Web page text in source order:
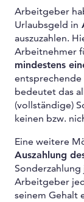
Arbeitgeber
Urlaubsgeld in
auszuzahlen.
Arbeitnehmer
mindestens
entsprechende
bedeutet das
(vollständige)
keinen bzw.
Eine weitere
Auszahlung
Arbeitgeber
seinem Gehalt